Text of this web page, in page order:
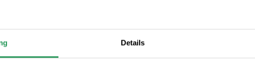
Details
de muntjes bij het
+ € 4,95 per persoon
Geniet voor, tijdens of